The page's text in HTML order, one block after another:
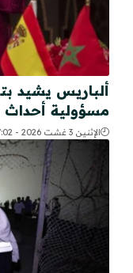
ألباريس يشيد
مسؤولية
الإثنين 3 غشت 2026 - 17:02